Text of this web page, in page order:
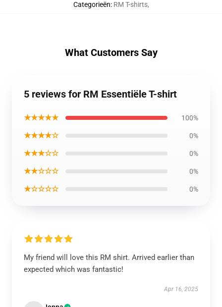
Categorieën: RM T-shirts,
What Customers Say
5 reviews for RM Essentiële T-shirt
★★★★★ 100%
★★★★☆ 0%
★★★☆☆ 0%
★★☆☆☆ 0%
★☆☆☆☆ 0%
My friend will love this RM shirt. Arrived earlier than
expected which was fantastic!
Apr 16, 2025